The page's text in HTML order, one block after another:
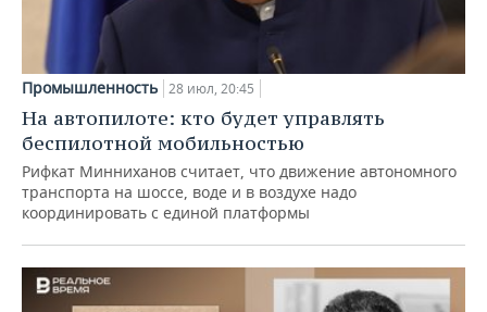
Промышленность 28 июл, 20:45
На автопилоте: кто будет управлять
беспилотной мобильностью
Рифкат Минниханов считает, что движение автономного
транспорта на шоссе, воде и в воздухе надо
координировать с единой платформы